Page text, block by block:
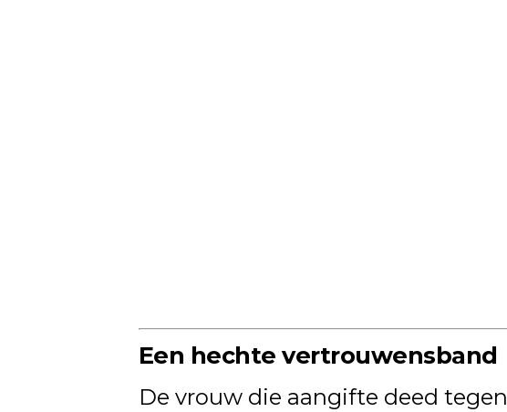
Een hechte vertrouwensband
De vrouw die aangifte deed tegen